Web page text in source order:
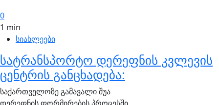
0
1 min
სიახლეები
სატრანსპორტო დერეფნის კვლევის
ცენტრის განცხადება:
საქართველოზე გამავალი შუა